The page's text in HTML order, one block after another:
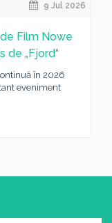
9 Jul 2026
Film Nowe
de „Fjord“
în 2026
eveniment